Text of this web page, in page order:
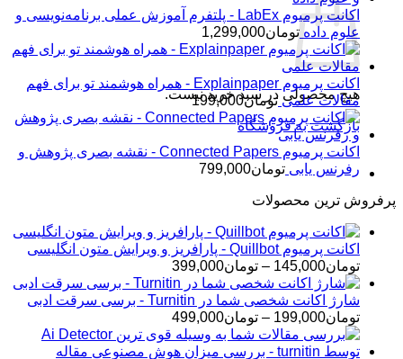
هیچ محصولی در سبد خرید نیست.
بازگشت به فروشگاه
اکانت پرمیوم LabEx - پلتفرم آموزش عملی برنامه‌نویسی و
علوم داده تومان1,299,000
اکانت پرمیوم Explainpaper - همراه هوشمند تو برای فهم
مقالات علمی تومان199,000
اکانت پرمیوم Connected Papers - نقشه بصری پژوهش و
رفرنس یابی تومان799,000
پرفروش ترین محصولات
اکانت پرمیوم Quillbot - پارافریز و ویرایش متون انگلیسی
تومان145,000
– تومان399,000محدوده
قیمت:
تومان145,000
تا
تومان399,000
شارژ اکانت شخصی شما در Turnitin - برسی سرقت ادبی
تومان199,000
– تومان499,000محدوده
قیمت:
تومان199,000